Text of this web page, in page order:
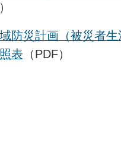
防災計画（被災者
表 （PDF）